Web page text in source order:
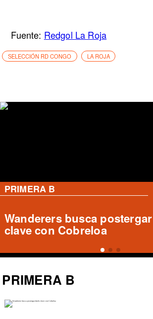
Fuente: Redgol La Roja
SELECCIÓN RD CONGO LA ROJA
PRIMERA B
Deportes Temuco busca
recuperar a Luis Casanova,
zaguero central destacado
PRIMERA B